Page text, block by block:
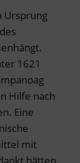
Ursprung
1621
Hilfe nach
Eine
mit
hätten.